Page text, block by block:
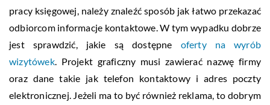
pracy księgowej, należy znaleźć sposób jak łatwo przekazać
odbiorcom informacje kontaktowe. W tym wypadku dobrze
jest sprawdzić, jakie są dostępne oferty na wyrób
wizytówek. Projekt graficzny musi zawierać nazwę firmy
oraz dane takie jak telefon kontaktowy i adres poczty
elektronicznej. Jeżeli ma to być również reklama, to dobrym